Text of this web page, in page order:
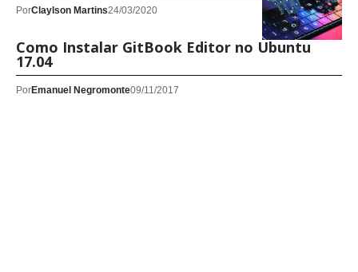
PorClaylson Martins24/03/2020
Como Instalar GitBook Editor no Ubuntu
17.04
PorEmanuel Negromonte09/11/2017